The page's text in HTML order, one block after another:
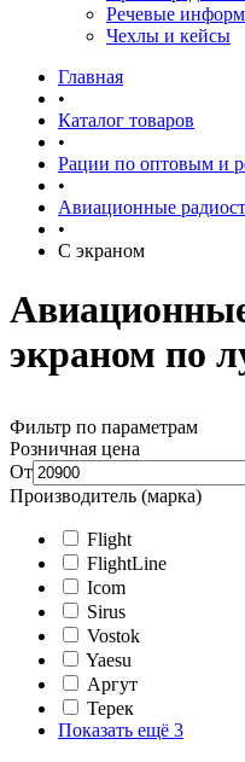
Речевые
Чехлы и кейсы
Главная
•
Каталог товаров
•
Рации по оптовым и
•
Авиационные
•
С экраном
экраном по
Фильтр по параметрам
Розничная цена
От
Производитель (марка)
Flight
FlightLine
Icom
Sirus
Vostok
Yaesu
Аргут
Терек
Показать ещё 3